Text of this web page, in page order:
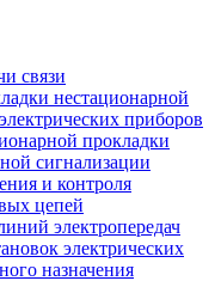
связи
нестационарной
приборов
прокладки
сигнализации
и контроля
цепей
электропередач
электрических
назначения